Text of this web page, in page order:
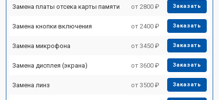
Замена платы отсека карты памяти от 2800 ₽ Заказать
Замена кнопки включения от 2400 ₽ Заказать
Замена микрофона от 3450 ₽ Заказать
Замена дисплея (экрана) от 3600 ₽ Заказать
Замена линз от 3500 ₽ Заказать